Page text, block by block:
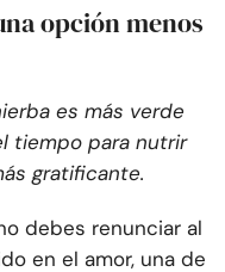
opción menos
es más verde
tiempo para nutrir
gratificante.
debes renunciar al
en el amor, una de